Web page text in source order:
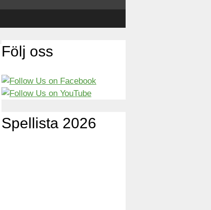
Följ oss
Spellista 2026